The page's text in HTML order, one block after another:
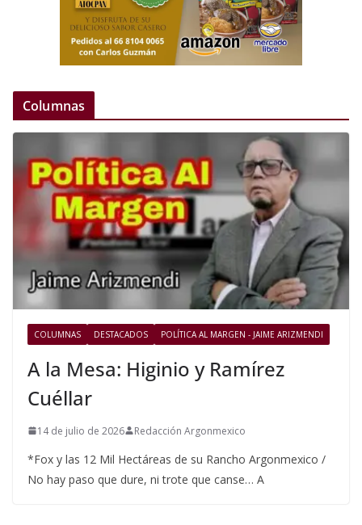
Columnas
COLUMNAS DESTACADOS POLÍTICA AL MARGEN - JAIME ARIZMENDI
A la Mesa: Higinio y Ramírez
Cuéllar
14 de julio de 2026 Redacción Argonmexico
*Fox y las 12 Mil Hectáreas de su Rancho Argonmexico /
No hay paso que dure, ni trote que canse… A